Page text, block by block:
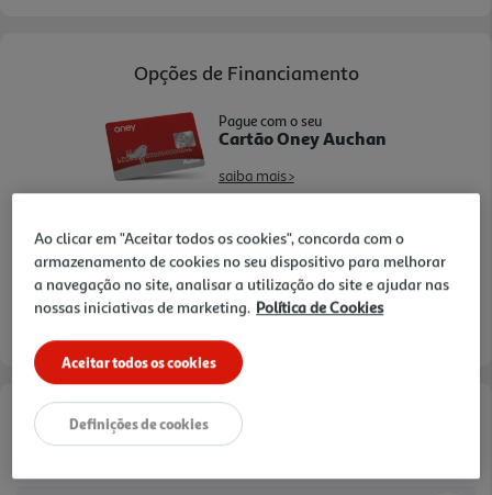
Opções de Financiamento
Pague com o seu
Cartão Oney Auchan
saiba mais >
3 meses sem juros
1º mês:- €Seguintes:- €
Documentação:
Ao clicar em "Aceitar todos os cookies", concorda com o
armazenamento de cookies no seu dispositivo para melhorar
a navegação no site, analisar a utilização do site e ajudar nas
nossas iniciativas de marketing. Política de Cookies
Aceitar todos os cookies
Definições de cookies